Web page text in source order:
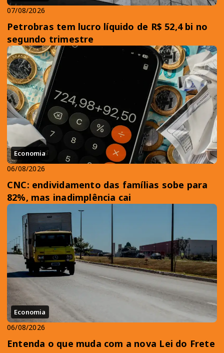
07/08/2026
Petrobras tem lucro líquido de R$ 52,4 bi no
segundo trimestre
Economia
06/08/2026
CNC: endividamento das famílias sobe para
82%, mas inadimplência cai
Economia
06/08/2026
Entenda o que muda com a nova Lei do Frete